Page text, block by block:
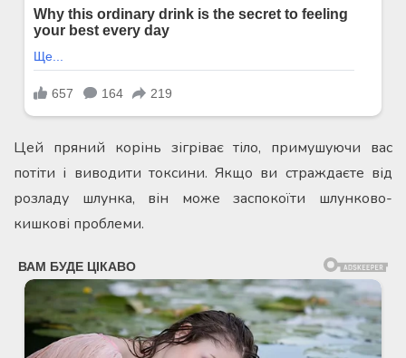
Цей пряний корінь зігріває тіло, примушуючи вас
потіти і виводити токсини. Якщо ви страждаєте від
розладу шлунка, він може заспокоїти шлунково-
кишкові проблеми.